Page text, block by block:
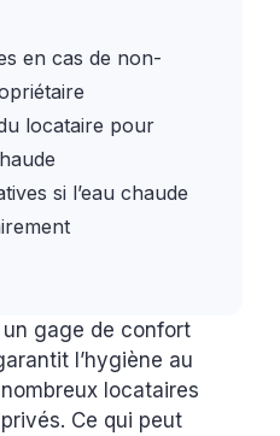
en cas de non-
locataire pour
si l’eau chaude
un gage de confort
l’hygiène au
locataires
Ce qui peut